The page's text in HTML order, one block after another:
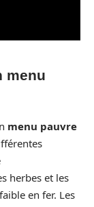
menu
menu pauvre
herbes et les
en fer. Les